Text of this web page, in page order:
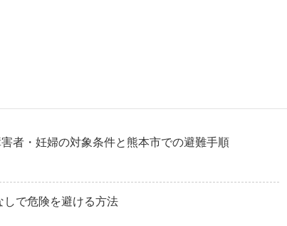
者・妊婦の対象条件と熊本市での避難手順
しで危険を避ける方法